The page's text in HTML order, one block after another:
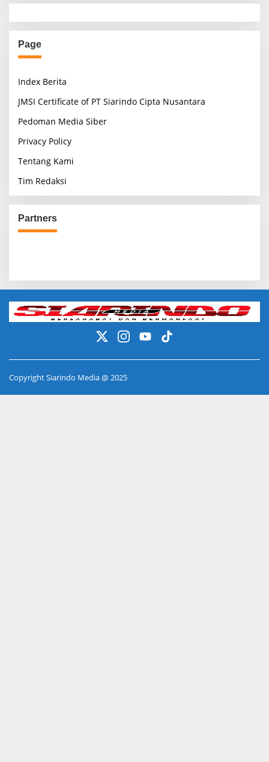
Page
Index Berita
JMSI Certificate of PT Siarindo Cipta Nusantara
Pedoman Media Siber
Privacy Policy
Tentang Kami
Tim Redaksi
Partners
Copyright Siarindo Media @ 2025